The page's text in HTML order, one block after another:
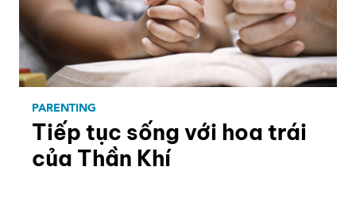
PARENTING
Tiếp tục sống với hoa trái
của Thần Khí